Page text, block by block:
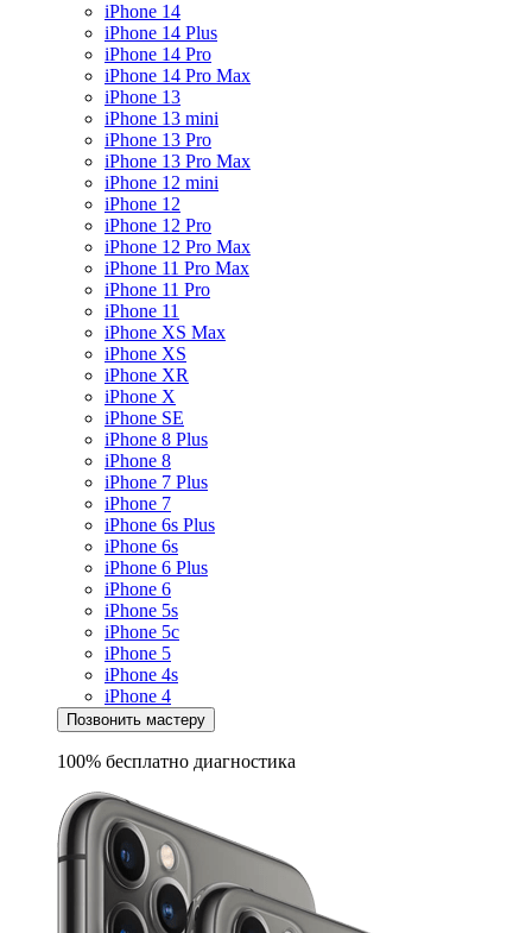
iPhone 14
iPhone 14 Plus
iPhone 14 Pro
iPhone 14 Pro Max
iPhone 13
iPhone 13 mini
iPhone 13 Pro
iPhone 13 Pro Max
iPhone 12 mini
iPhone 12
iPhone 12 Pro
iPhone 12 Pro Max
iPhone 11 Pro Max
iPhone 11 Pro
iPhone 11
iPhone XS Max
iPhone XS
iPhone XR
iPhone X
iPhone SE
iPhone 8 Plus
iPhone 8
iPhone 7 Plus
iPhone 7
iPhone 6s Plus
iPhone 6s
iPhone 6 Plus
iPhone 6
iPhone 5s
iPhone 5c
iPhone 5
iPhone 4s
iPhone 4
Позвонить мастеру
100% бесплатно диагностика